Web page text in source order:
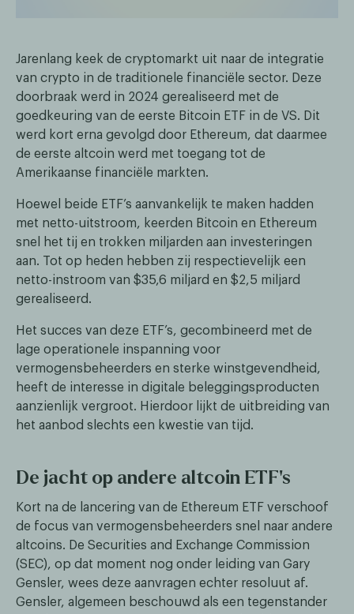
Jarenlang keek de cryptomarkt uit naar de integratie
van crypto in de traditionele financiële sector. Deze
doorbraak werd in 2024 gerealiseerd met de
goedkeuring van de eerste Bitcoin ETF in de VS. Dit
werd kort erna gevolgd door Ethereum, dat daarmee
de eerste altcoin werd met toegang tot de
Amerikaanse financiële markten.
Hoewel beide ETF’s aanvankelijk te maken hadden
met netto-uitstroom, keerden Bitcoin en Ethereum
snel het tij en trokken miljarden aan investeringen
aan. Tot op heden hebben zij respectievelijk een
netto-instroom van $35,6 miljard en $2,5 miljard
gerealiseerd.
Het succes van deze ETF’s, gecombineerd met de
lage operationele inspanning voor
vermogensbeheerders en sterke winstgevendheid,
heeft de interesse in digitale beleggingsproducten
aanzienlijk vergroot. Hierdoor lijkt de uitbreiding van
het aanbod slechts een kwestie van tijd.
De jacht op andere altcoin ETF's
Kort na de lancering van de Ethereum ETF verschoof
de focus van vermogensbeheerders snel naar andere
altcoins. De Securities and Exchange Commission
(SEC), op dat moment nog onder leiding van Gary
Gensler, wees deze aanvragen echter resoluut af.
Gensler, algemeen beschouwd als een tegenstander